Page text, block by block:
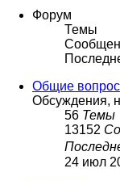
Форум
Темы
Общие
Обсуждения,
56 Темы
13152
24 июл